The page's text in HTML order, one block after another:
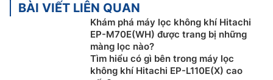
BÀI VIẾT LIÊN QUAN
Khám phá máy lọc không khí Hitachi
EP-M70E(WH) được trang bị những
màng lọc nào?
Tìm hiểu có gì bên trong máy lọc
không khí Hitachi EP-L110E(X) cao